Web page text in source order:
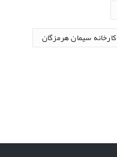
کارخانه سیمان هرمزگان